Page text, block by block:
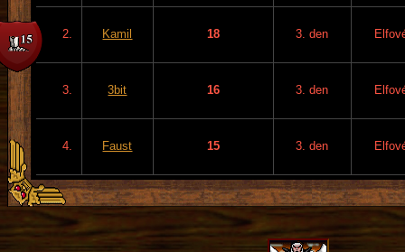
2. Kamil 18 3. den
3. 3bit 16 3. den
4. Faust 15 3. den